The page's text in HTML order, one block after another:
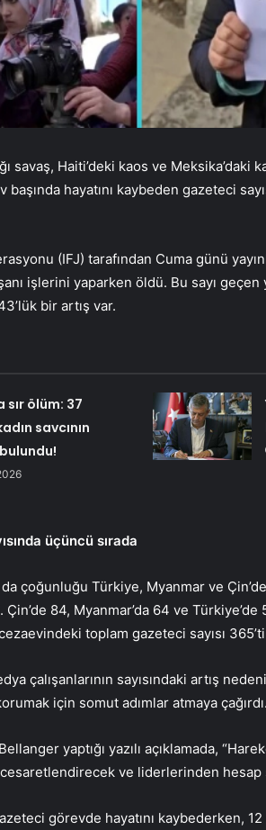
savaş, Haiti’deki kaos ve
hayatını kaybeden gazeteci
(IFJ) tarafından Cuma günü
işlerini yaparken öldü. Bu sayı
bir artış var.
sır ölüm: 37
savcının
üçüncü sırada
çoğunluğu Türkiye, Myanmar ve
84, Myanmar’da 64 ve
toplam gazeteci sayısı
çalışanlarının sayısındaki artış
için somut adımlar atmaya çağırdı.
yaptığı yazılı açıklamada,
cesaretlendirecek ve liderlerinden hesap
görevde hayatını kaybederken,